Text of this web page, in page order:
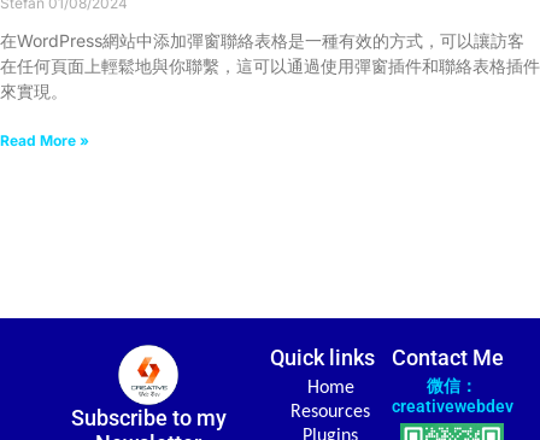
在WordPress網站中添加彈窗聯絡表格是一種有效的方式，可以讓訪客
在任何頁面上輕鬆地與你聯繫，這可以通過使用彈窗插件和聯絡表格插件
來實現。
Read More »
Subscribe to my
Quick links
Home
Resources
Contact Me
微信：
creativewebdev